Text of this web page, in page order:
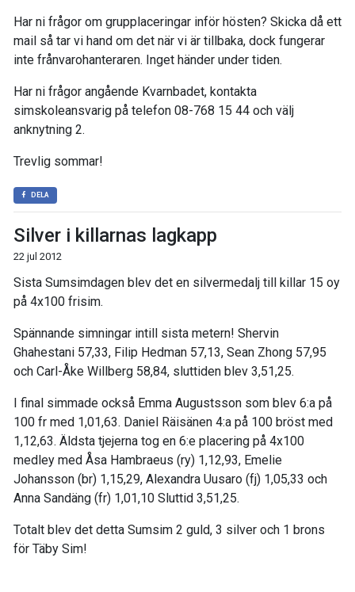
Har ni frågor om grupplaceringar inför hösten? Skicka då ett
mail så tar vi hand om det när vi är tillbaka, dock fungerar
inte frånvarohanteraren. Inget händer under tiden.
Har ni frågor angående Kvarnbadet, kontakta
simskoleansvarig på telefon 08-768 15 44 och välj
anknytning 2.
Trevlig sommar!
DELA
Silver i killarnas lagkapp
22 jul 2012
Sista Sumsimdagen blev det en silvermedalj till killar 15 oy
på 4x100 frisim.
Spännande simningar intill sista metern! Shervin
Ghahestani 57,33, Filip Hedman 57,13, Sean Zhong 57,95
och Carl-Åke Willberg 58,84, sluttiden blev 3,51,25.
I final simmade också Emma Augustsson som blev 6:a på
100 fr med 1,01,63. Daniel Räisänen 4:a på 100 bröst med
1,12,63. Äldsta tjejerna tog en 6:e placering på 4x100
medley med Åsa Hambraeus (ry) 1,12,93, Emelie
Johansson (br) 1,15,29, Alexandra Uusaro (fj) 1,05,33 och
Anna Sandäng (fr) 1,01,10 Sluttid 3,51,25.
Totalt blev det detta Sumsim 2 guld, 3 silver och 1 brons
för Täby Sim!